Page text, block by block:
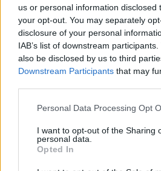
us or personal information disclosed
your opt-out. You may separately
disclosure of your personal
IAB’s list of downstream
also be disclosed by us to third
Downstream Participants that may
Personal Data Processing Opt
I want to opt-out of the Sharing
personal data.
Opted In
Centro
dei Fiori
0332
Firmato:
Onoranze Funebri S. Ambrogio
INSERISCI LA TUA